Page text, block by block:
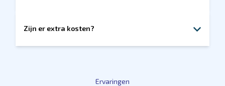
gedoe. Je belt eenvoudig ons servicenummer 085 - 773
Zijn er extra kosten?
Alleen bij daadwerkelijke inzet van hulp ter plaatse. We
Ervaringen